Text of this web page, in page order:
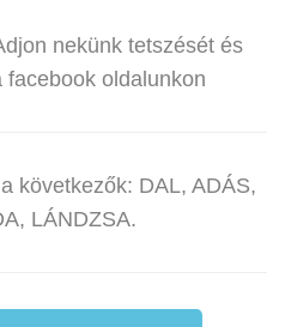
nekünk tetszését és
oldalunkon
következők: DAL, ADÁS,
LÁNDZSA.